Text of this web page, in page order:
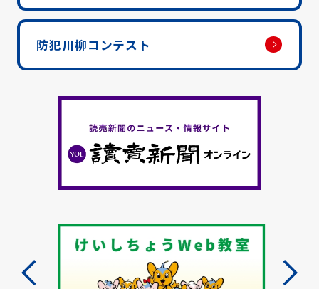
防犯川柳コンテスト